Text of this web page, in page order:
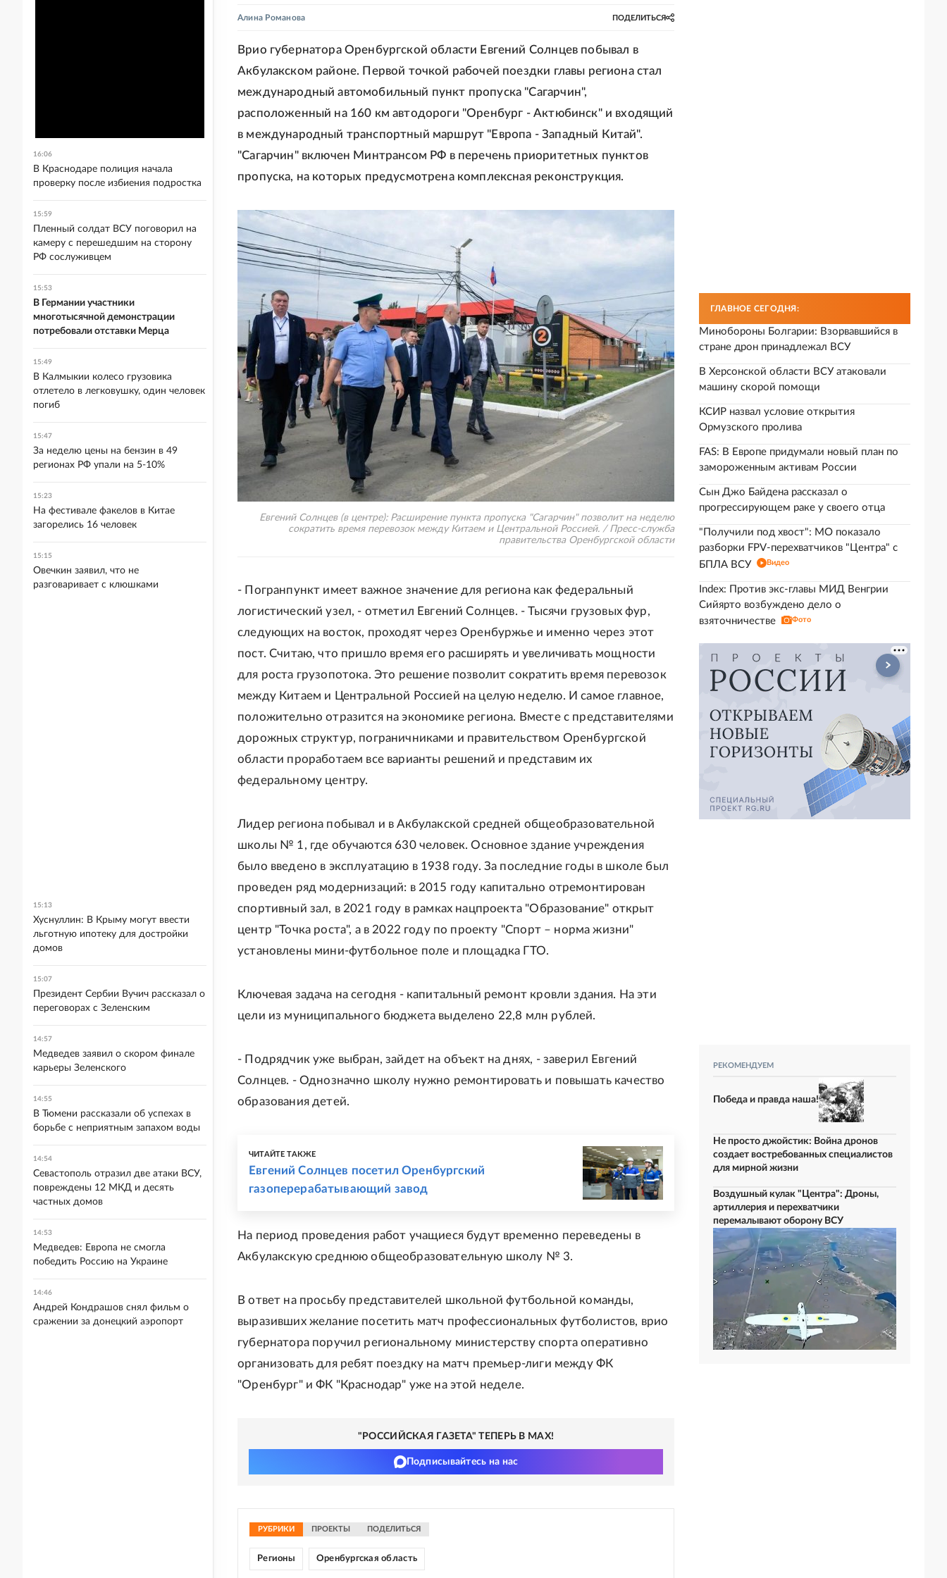
Алина Романова ПОДЕЛИТЬСЯ
Врио губернатора Оренбургской области Евгений Солнцев побывал в
Акбулакском районе. Первой точкой рабочей поездки главы региона стал
международный автомобильный пункт пропуска "Сагарчин",
расположенный на 160 км автодороги "Оренбург - Актюбинск" и входящий
в международный транспортный маршрут "Европа - Западный Китай".
"Сагарчин" включен Минтрансом РФ в перечень приоритетных пунктов
пропуска, на которых предусмотрена комплексная реконструкция.
Евгений Солнцев (в центре): Расширение пункта пропуска "Сагарчин" позволит на неделю
сократить время перевозок между Китаем и Центральной Россией. / Пресс-служба
правительства Оренбургской области
- Погранпункт имеет важное значение для региона как федеральный
логистический узел, - отметил Евгений Солнцев. - Тысячи грузовых фур,
следующих на восток, проходят через Оренбуржье и именно через этот
пост. Считаю, что пришло время его расширять и увеличивать мощности
для роста грузопотока. Это решение позволит сократить время перевозок
между Китаем и Центральной Россией на целую неделю. И самое главное,
положительно отразится на экономике региона. Вместе с представителями
дорожных структур, пограничниками и правительством Оренбургской
области проработаем все варианты решений и представим их
федеральному центру.
Лидер региона побывал и в Акбулакской средней общеобразовательной
школы № 1, где обучаются 630 человек. Основное здание учреждения
было введено в эксплуатацию в 1938 году. За последние годы в школе был
проведен ряд модернизаций: в 2015 году капитально отремонтирован
спортивный зал, в 2021 году в рамках нацпроекта "Образование" открыт
центр "Точка роста", а в 2022 году по проекту "Спорт – норма жизни"
установлены мини-футбольное поле и площадка ГТО.
Ключевая задача на сегодня - капитальный ремонт кровли здания. На эти
цели из муниципального бюджета выделено 22,8 млн рублей.
- Подрядчик уже выбран, зайдет на объект на днях, - заверил Евгений
Солнцев. - Однозначно школу нужно ремонтировать и повышать качество
образования детей.
ЧИТАЙТЕ ТАКЖЕ
Евгений Солнцев посетил Оренбургский
газоперерабатывающий завод
На период проведения работ учащиеся будут временно переведены в
Акбулакскую среднюю общеобразовательную школу № 3.
В ответ на просьбу представителей школьной футбольной команды,
выразивших желание посетить матч профессиональных футболистов, врио
губернатора поручил региональному министерству спорта оперативно
организовать для ребят поездку на матч премьер-лиги между ФК
"Оренбург" и ФК "Краснодар" уже на этой неделе.
"РОССИЙСКАЯ ГАЗЕТА" ТЕПЕРЬ В MAX!
Подписывайтесь на нас
РУБРИКИ ПРОЕКТЫ ПОДЕЛИТЬСЯ
Регионы Оренбургская область
ГЛАВНОЕ СЕГОДНЯ:
Минобороны Болгарии: Взорвавшийся в
стране дрон принадлежал ВСУ
В Херсонской области ВСУ атаковали
машину скорой помощи
КСИР назвал условие открытия
Ормузского пролива
FAS: В Европе придумали новый план по
замороженным активам России
Сын Джо Байдена рассказал о
прогрессирующем раке у своего отца
"Получили под хвост": МО показало
разборки FPV-перехватчиков "Центра" с
БПЛА ВСУ
Видео
Index: Против экс-главы МИД Венгрии
Сийярто возбуждено дело о
взяточничестве
Фото
РЕКОМЕНДУЕМ
Победа и правда наша!
Не просто джойстик: Война дронов
создает востребованных специалистов
для мирной жизни
Воздушный кулак "Центра": Дроны,
артиллерия и перехватчики
перемалывают оборону ВСУ
16:06
В Краснодаре полиция начала
проверку после избиения подростка
15:59
Пленный солдат ВСУ поговорил на
камеру с перешедшим на сторону
РФ сослуживцем
15:53
В Германии участники
многотысячной демонстрации
потребовали отставки Мерца
15:49
В Калмыкии колесо грузовика
отлетело в легковушку, один человек
погиб
15:47
За неделю цены на бензин в 49
регионах РФ упали на 5-10%
15:23
На фестивале факелов в Китае
загорелись 16 человек
15:15
Овечкин заявил, что не
разговаривает с клюшками
15:13
Хуснуллин: В Крыму могут ввести
льготную ипотеку для достройки
домов
15:07
Президент Сербии Вучич рассказал о
переговорах с Зеленским
14:57
Медведев заявил о скором финале
карьеры Зеленского
14:55
В Тюмени рассказали об успехах в
борьбе с неприятным запахом воды
14:54
Севастополь отразил две атаки ВСУ,
повреждены 12 МКД и десять
частных домов
14:53
Медведев: Европа не смогла
победить Россию на Украине
14:46
Андрей Кондрашов снял фильм о
сражении за донецкий аэропорт